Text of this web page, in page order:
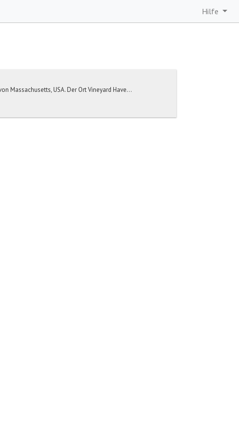
Hilfe
Massachusetts, USA. Der Ort Vineyard Have...